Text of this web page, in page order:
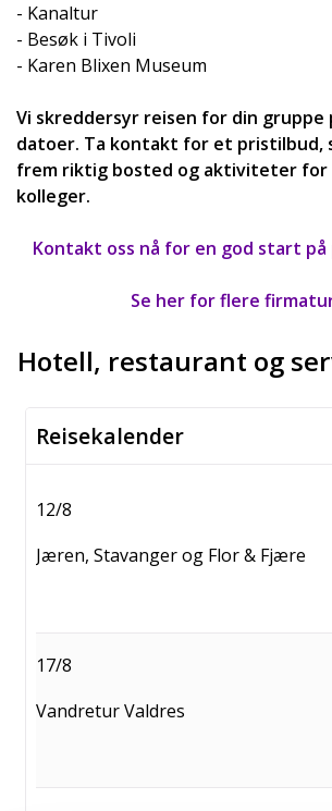
- Kanaltur
- Besøk i Tivoli
- Karen Blixen Museum
Vi skreddersyr reisen for din gruppe
datoer. Ta kontakt for et pristilbud,
frem riktig bosted og aktiviteter for
kolleger.
Kontakt oss nå for en god start på
Se her for flere
Hotell, restaurant og
Reisekalender
12/8
Jæren, Stavanger og Flor & Fjære
17/8
Vandretur Valdres